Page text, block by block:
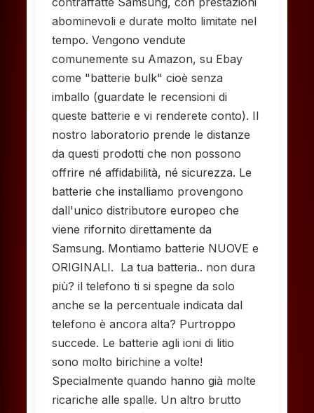
abominevoli e durate molto limitate nel
tempo. Vengono vendute
comunemente su Amazon, su Ebay
come "batterie bulk" cioè senza
imballo (guardate le recensioni di
queste batterie e vi renderete conto). Il
nostro laboratorio prende le distanze
da questi prodotti che non possono
offrire né affidabilità, né sicurezza. Le
batterie che installiamo provengono
dall'unico distributore europeo che
viene rifornito direttamente da
Samsung. Montiamo batterie NUOVE e
ORIGINALI. La tua batteria.. non dura
più? il telefono ti si spegne da solo
anche se la percentuale indicata dal
telefono è ancora alta? Purtroppo
succede. Le batterie agli ioni di litio
sono molto birichine a volte!
Specialmente quando hanno già molte
ricariche alle spalle. Un altro brutto